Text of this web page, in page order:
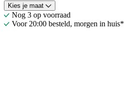
Kies je maat
Nog 3 op voorraad
Voor 20:00 besteld, morgen in huis*